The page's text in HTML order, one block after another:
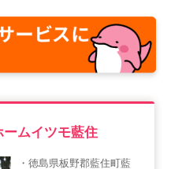
仕事について
の声
勤怠
ムイツモ藍住
・徳島県板野郡藍住町藍